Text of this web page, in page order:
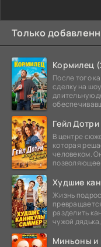
Только
Кормилец
После того
сделку на
длительную
Гейл
В центре
которая
человеком.
позволяющее
Худшие
Жизнь
разделить
чужой
Миньоны и